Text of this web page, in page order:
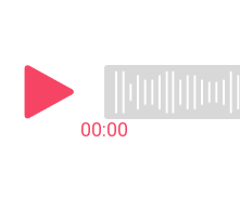
00:00